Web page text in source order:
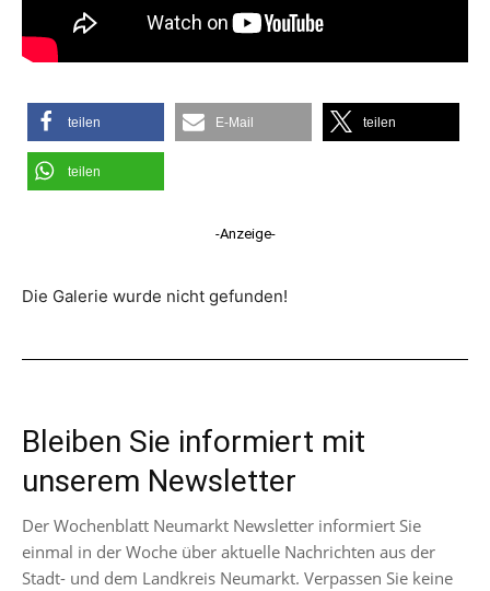
teilen E-Mail teilen
teilen
-Anzeige-
Die Galerie wurde nicht gefunden!
Bleiben Sie informiert mit
unserem Newsletter
Der Wochenblatt Neumarkt Newsletter informiert Sie
einmal in der Woche über aktuelle Nachrichten aus der
Stadt- und dem Landkreis Neumarkt. Verpassen Sie keine